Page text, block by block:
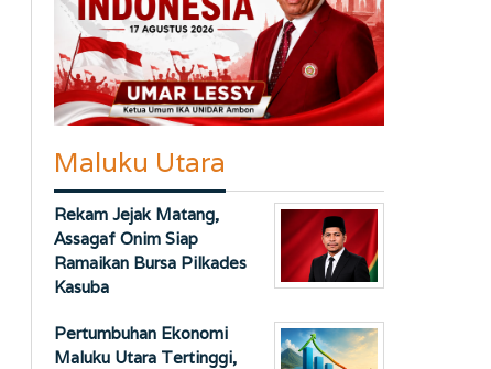
Maluku Utara
Rekam Jejak Matang,
Assagaf Onim Siap
Ramaikan Bursa Pilkades
Kasuba
Pertumbuhan Ekonomi
Maluku Utara Tertinggi,